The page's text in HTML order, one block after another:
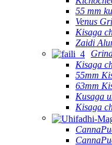
55 mm
Venus
Kisaga
Zaidi
Kisaga
55mm
63mm
Kusaga
Kisaga